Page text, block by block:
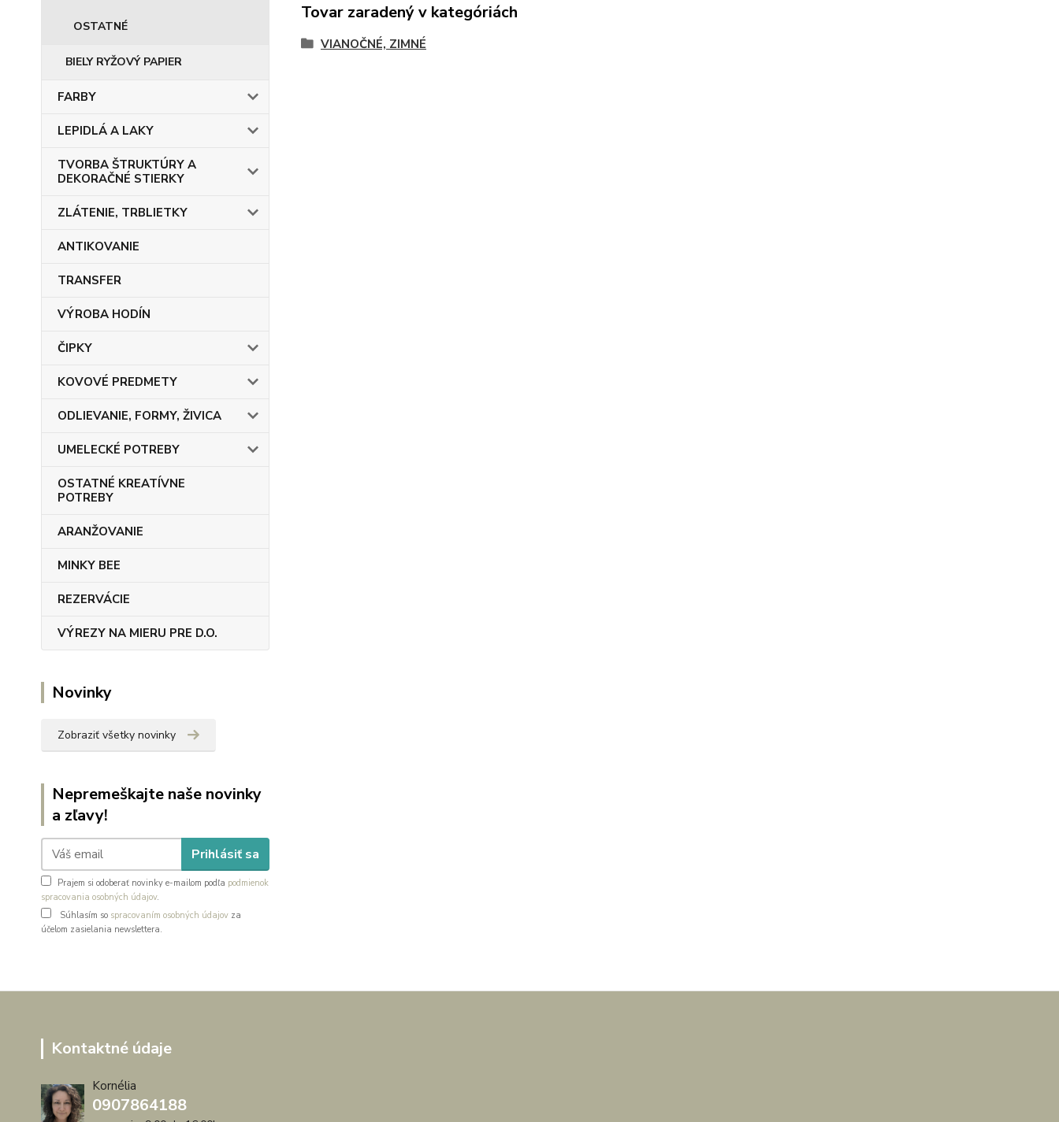
OSTATNÉ
BIELY RYŽOVÝ PAPIER
FARBY
LEPIDLÁ A LAKY
TVORBA ŠTRUKTÚRY A
DEKORAČNÉ STIERKY
ZLÁTENIE, TRBLIETKY
ANTIKOVANIE
TRANSFER
VÝROBA HODÍN
ČIPKY
KOVOVÉ PREDMETY
ODLIEVANIE, FORMY, ŽIVICA
UMELECKÉ POTREBY
OSTATNÉ KREATÍVNE
POTREBY
ARANŽOVANIE
MINKY BEE
REZERVÁCIE
VÝREZY NA MIERU PRE D.O.
Novinky
Zobraziť všetky novinky
Nepremeškajte naše novinky
a zľavy!
Prihlásiť sa
Prajem si odoberať novinky e-mailom podľa podmienok
spracovania osobných údajov.
Súhlasím so spracovaním osobných údajov za
účelom zasielania newslettera.
Tovar zaradený v kategóriách
VIANOČNÉ, ZIMNÉ
Kontaktné údaje
Kornélia
0907864188